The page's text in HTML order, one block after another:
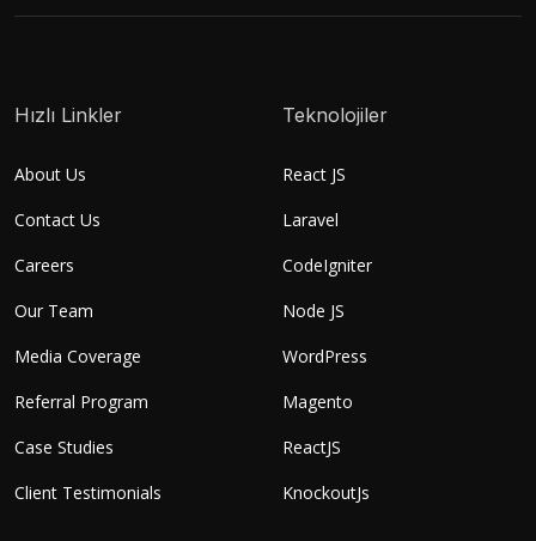
Hızlı Linkler
About Us
Contact Us
Careers
Our Team
Media Coverage
Referral Program
Case Studies
Client Testimonials
Teknolojiler
React JS
Laravel
CodeIgniter
Node JS
WordPress
Magento
ReactJS
KnockoutJs